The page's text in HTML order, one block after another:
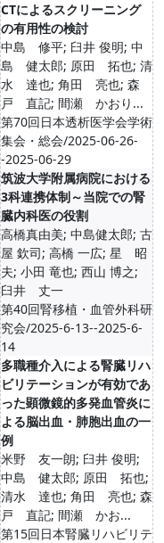
CTによるスクリーニング
の有用性の検討
中島 修平; 臼井 俊明; 中
島 健太郎; 原田 拓也; 清
水 達也; 角田 亮也; 森
戸 直記; 間瀬 かおり...
第70回日本透析医学会学術
集会・総会/2025-06-26-
-2025-06-29
筑波大学附属病院における
3科連携体制～当院での腎
臓内科医の役割
高橋真由美; 中島健太郎; 古
屋 欽司; 高橋 一広; 星 昭
夫; 小田 竜也; 西山 博之;
臼井 丈一
第40回腎移植・血管外科研
究会/2025-6-13--2025-6-
14
多職種介入による腎臓リハ
ビリテーションが有効であ
った顕微鏡的多発血管炎に
よる脳出血・肺胞出血の一
例
米野 友一朗; 臼井 俊明;
中島 健太郎; 原田 拓也;
清水 達也; 角田 亮也; 森
戸 直記; 間瀬 かお...
第15回日本腎臓リハビリテ